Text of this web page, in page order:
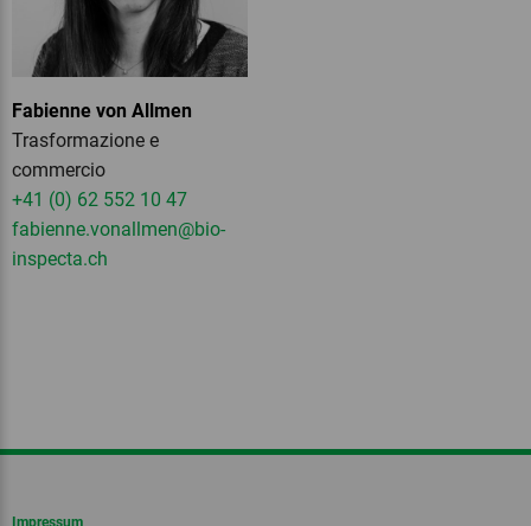
Fabienne von Allmen
Trasformazione e
commercio
+41 (0) 62 552 10 47
fabienne.vonallmen@bio-
inspecta.ch
Impressum